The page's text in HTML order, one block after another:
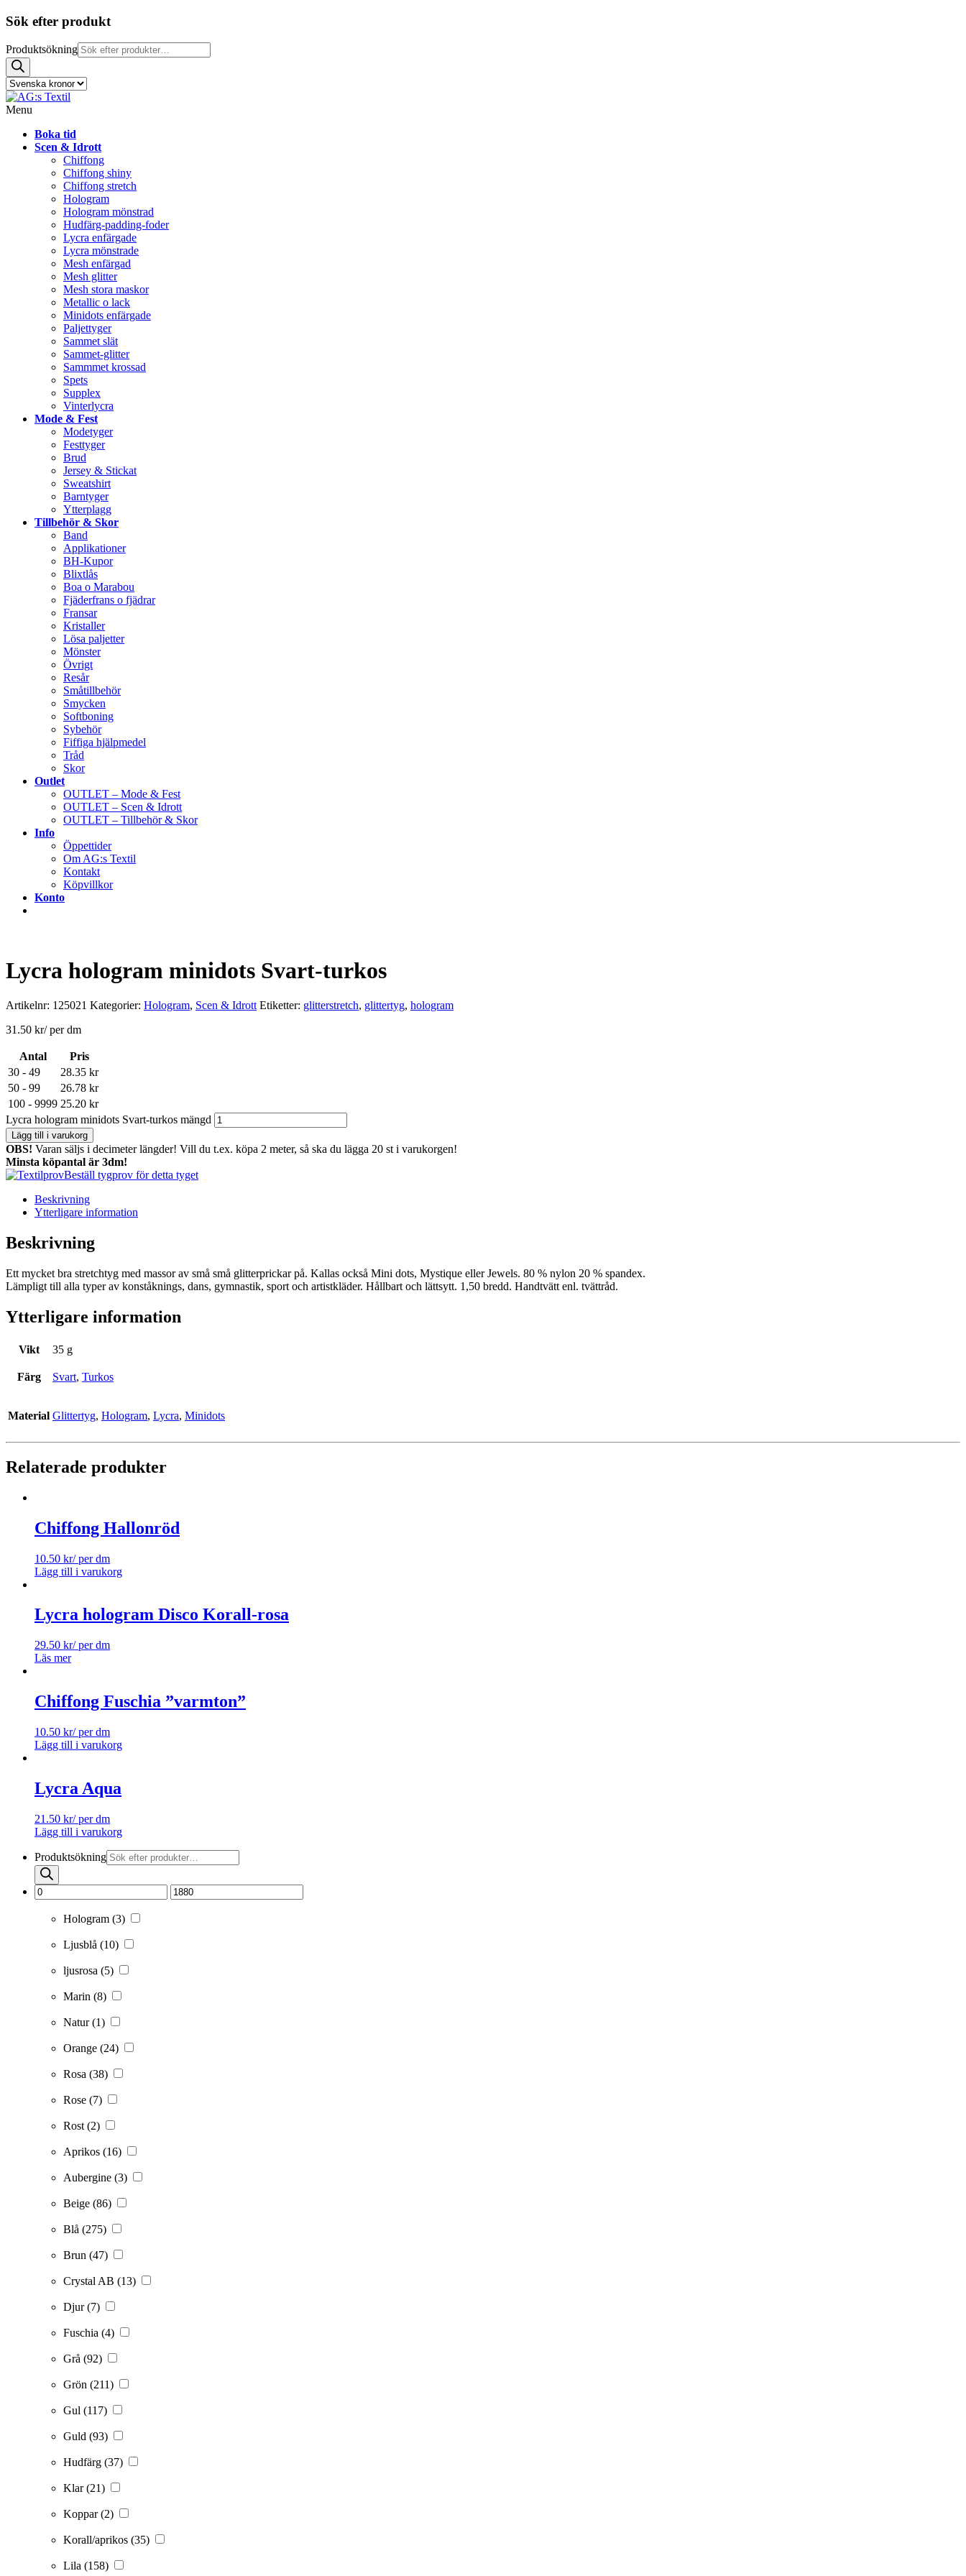
Sök efter produkt
Produktsökning
Menu
Boka tid
Scen & Idrott
Chiffong
Chiffong shiny
Chiffong stretch
Hologram
Hologram mönstrad
Hudfärg-padding-foder
Lycra enfärgade
Lycra mönstrade
Mesh enfärgad
Mesh glitter
Mesh stora maskor
Metallic o lack
Minidots enfärgade
Paljettyger
Sammet slät
Sammet-glitter
Sammmet krossad
Spets
Supplex
Vinterlycra
Mode & Fest
Modetyger
Festtyger
Brud
Jersey & Stickat
Sweatshirt
Barntyger
Ytterplagg
Tillbehör & Skor
Band
Applikationer
BH-Kupor
Blixtlås
Boa o Marabou
Fjäderfrans o fjädrar
Fransar
Kristaller
Lösa paljetter
Mönster
Övrigt
Resår
Småtillbehör
Smycken
Softboning
Sybehör
Fiffiga hjälpmedel
Tråd
Skor
Outlet
OUTLET – Mode & Fest
OUTLET – Scen & Idrott
OUTLET – Tillbehör & Skor
Info
Öppettider
Om AG:s Textil
Kontakt
Köpvillkor
Konto
Lycra hologram minidots Svart-turkos
Artikelnr: 125021 Kategorier: Hologram, Scen & Idrott Etiketter: glitterstretch, glittertyg, hologram
31.50 kr/ per dm
Antal
Pris
30 - 49
28.35 kr
50 - 99
26.78 kr
100 - 9999 25.20 kr
Lycra hologram minidots Svart-turkos mängd
Lägg till i varukorg
OBS! Varan säljs i decimeter längder! Vill du t.ex. köpa 2 meter, så ska du lägga 20 st i varukorgen!
Minsta köpantal är 3dm!
Beställ tygprov för detta tyget
Beskrivning
Ytterligare information
Beskrivning
Ett mycket bra stretchtyg med massor av små små glitterprickar på. Kallas också Mini dots, Mystique eller Jewels. 80 % nylon 20 % spandex.
Lämpligt till alla typer av konståknings, dans, gymnastik, sport och artistkläder. Hållbart och lättsytt. 1,50 bredd. Handtvätt enl. tvättråd.
Ytterligare information
Vikt 35 g
Färg Svart, Turkos
Material Glittertyg, Hologram, Lycra, Minidots
Relaterade produkter
Chiffong Hallonröd
10.50 kr/ per dm
Lägg till i varukorg
Lycra hologram Disco Korall-rosa
29.50 kr/ per dm
Läs mer
Chiffong Fuschia ”varmton”
10.50 kr/ per dm
Lägg till i varukorg
Lycra Aqua
21.50 kr/ per dm
Lägg till i varukorg
Produktsökning
Hologram (3)
Ljusblå (10)
ljusrosa (5)
Marin (8)
Natur(1)
Orange (24)
Rosa (38)
Rose (7)
Rost (2)
Aprikos (16)
Aubergine (3)
Beige (86)
Blå (275)
Brun (47)
Crystal AB (13)
Djur(7)
Fuschia (4)
Grå (92)
Grön (211)
Gul (117)
Guld (93)
Hudfärg (37)
Klar(21)
Koppar(2)
Korall/aprikos (35)
Lila (158)